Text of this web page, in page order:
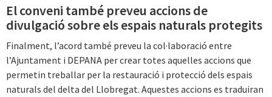
El conveni també preveu accions de
divulgació sobre els espais naturals protegits
Finalment, l’acord també preveu la col·laboració entre
l’Ajuntament i DEPANA per crear totes aquelles accions que
permetin treballar per la restauració i protecció dels espais
naturals del delta del Llobregat. Aquestes accions es traduiran